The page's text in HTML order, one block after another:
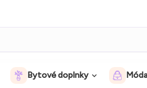
Bytové doplnky